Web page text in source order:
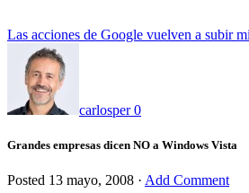
Las acciones de Google vuelven a subir
carlosper 0
Grandes empresas dicen NO a Windows Vista
Posted 13 mayo, 2008 · Add Comment